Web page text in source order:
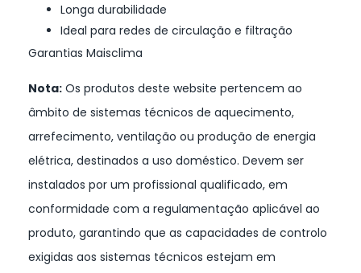
Longa durabilidade
Ideal para redes de circulação e filtração
Garantias Maisclima
Nota: Os produtos deste website pertencem ao
âmbito de sistemas técnicos de aquecimento,
arrefecimento, ventilação ou produção de energia
elétrica, destinados a uso doméstico. Devem ser
instalados por um profissional qualificado, em
conformidade com a regulamentação aplicável ao
produto, garantindo que as capacidades de controlo
exigidas aos sistemas técnicos estejam em